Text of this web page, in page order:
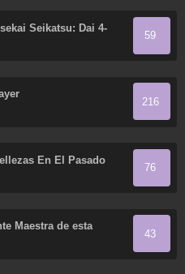
Seikatsu: Dai 4-
no Majo
59
216
En El Pasado
76
Maestra de esta
43